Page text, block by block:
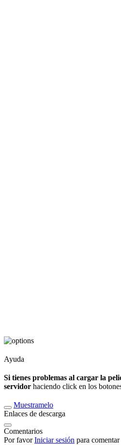
Ayuda
Si tienes problemas al cargar la
servidor haciendo click en los
Muestramelo
Enlaces de descarga
Comentarios
Por favorIniciar sesión para comentar